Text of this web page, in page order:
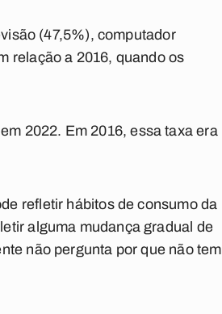
(47,5%), computador
relação a 2016, quando os
2022. Em 2016, essa taxa era
refletir hábitos de consumo da
alguma mudança gradual de
não pergunta por que não tem